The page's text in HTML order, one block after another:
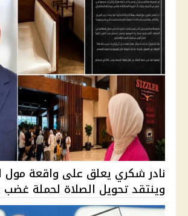
نادر شكري يعلق على واقعة مول
وينتقد تحويل الصلاة لحملة